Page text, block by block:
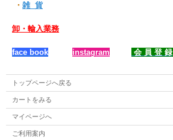
・ 雑 貨
卸・輸入業務
face book instagram 会 員 登 録
トップページへ戻る
カートをみる
マイページへ
ご利用案内